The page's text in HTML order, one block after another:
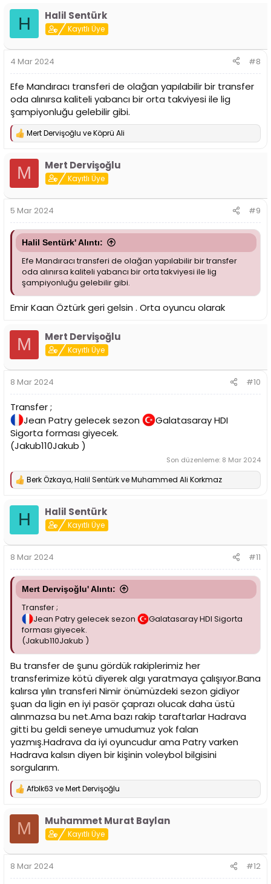
p
l
:
H Halil Sentürk
Kayıtlı Üye
4 Mar 2024 #8
Efe Mandıracı transferi de olağan yapılabilir bir transfer
oda alınırsa kaliteli yabancı bir orta takviyesi ile lig
şampiyonluğu gelebilir gibi.
T
Mert Dervişoğlu veKöprü Ali
M Mert Dervişoğlu
Kayıtlı Üye
5 Mar 2024 #9
Halil Sentürk' Alıntı:
Efe Mandıracı transferi de olağan yapılabilir bir transfer
oda alınırsa kaliteli yabancı bir orta takviyesi ile lig
şampiyonluğu gelebilir gibi.
Emir Kaan Öztürk geri gelsin . Orta oyuncu olarak
M Mert Dervişoğlu
Kayıtlı Üye
8 Mar 2024 #10
Transfer ;
Jean Patry gelecek sezon
Galatasaray HDI
Sigorta forması giyecek.
(Jakub110Jakub )
Son düzenleme: 8 Mar 2024
T
Berk Özkaya,Halil SentürkveMuhammed Ali Korkmaz
H Halil Sentürk
Kayıtlı Üye
8 Mar 2024 #11
Mert Dervişoğlu' Alıntı:
Transfer ;
Jean Patry gelecek sezon
Galatasaray HDI Sigorta
forması giyecek.
(Jakub110Jakub )
Bu transfer de şunu gördük rakiplerimiz her
transferimize kötü diyerek algı yaratmaya çalışıyor.Bana
kalırsa yılın transferi Nimir önümüzdeki sezon gidiyor
şuan da ligin en iyi pasör çaprazı olucak daha üstü
alınmazsa bu net.Ama bazı rakip taraftarlar Hadrava
gitti bu geldi seneye umudumuz yok falan
yazmış.Hadrava da iyi oyuncudur ama Patry varken
Hadrava kalsın diyen bir kişinin voleybol bilgisini
sorgularım.
T
Afblk63 veMert Dervişoğlu
M Muhammet Murat Baylan
Kayıtlı Üye
8 Mar 2024 #12